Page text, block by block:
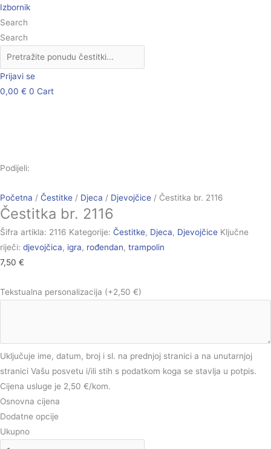
Skip
to
content
Izbornik
Search
Search
Prijavi se
0,00 € 0 Cart
Podijeli:
Početna / Čestitke / Djeca / Djevojčice / Čestitka br. 2116
Čestitka br. 2116
Šifra artikla: 2116 Kategorije: Čestitke, Djeca, Djevojčice Ključne
riječi: djevojčica, igra, rođendan, trampolin
7,50 €
Tekstualna personalizacija (+2,50 €)
Uključuje ime, datum, broj i sl. na prednjoj stranici a na unutarnjoj
stranici Vašu posvetu i/ili stih s podatkom koga se stavlja u potpis.
Cijena usluge je 2,50 €/kom.
Osnovna cijena
Dodatne opcije
Ukupno
Čestitka
br.
2116
količina